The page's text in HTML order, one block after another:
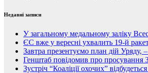
Недавні записи
У загальному медальному заліку
ЄС вже у вересні ухвалить 19-й
Завтра презентуємо план дій Уряду,
Генштаб повідомив про
Зустріч “Коаліції охочих”